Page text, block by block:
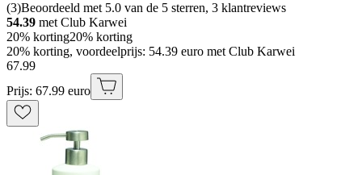
(3)Beoordeeld met 5.0 van de 5 sterren, 3 klantreviews
54.39 met Club Karwei
20% korting20% korting
20% korting, voordeelprijs: 54.39 euro met Club Karwei
67.99
Prijs: 67.99 euro